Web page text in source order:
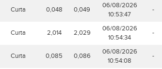
Curta 0,048 0,049
06/08/2026
10:53:47
-
Curta 2,014 2,029
06/08/2026
10:54:34
-
Curta 0,085 0,086
06/08/2026
10:54:08
-